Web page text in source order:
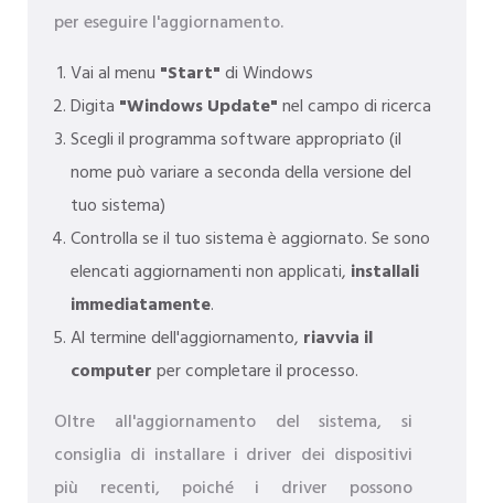
per eseguire l'aggiornamento.
Vai al menu "Start"di Windows
Digita "Windows Update"nel campo di ricerca
Scegli il programma software appropriato (il
nome può variare a seconda della versione del
tuo sistema)
Controlla se il tuo sistema è aggiornato. Se sono
elencati aggiornamenti non applicati, installali
immediatamente.
Al termine dell'aggiornamento, riavvia il
computerper completare il processo.
Oltre all'aggiornamento del sistema, si
consiglia di installare i driver dei dispositivi
più recenti, poiché i driver possono